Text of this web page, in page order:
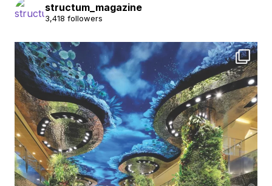
structum_magazine
3,418 followers